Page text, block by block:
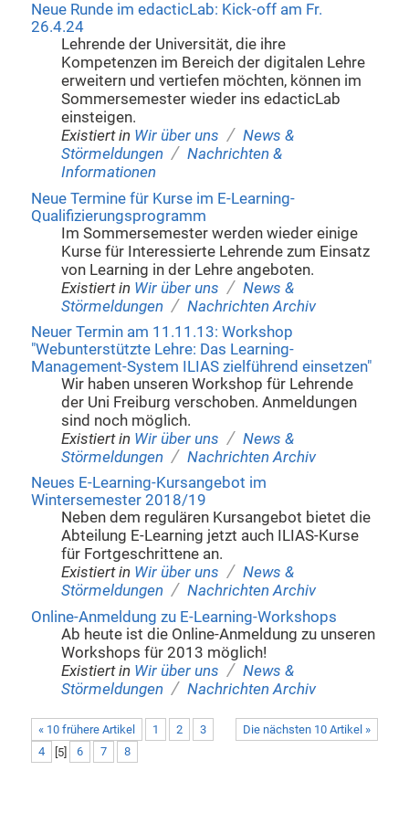
Neue Runde im edacticLab: Kick-off am Fr.
26.4.24
Lehrende der Universität, die ihre
Kompetenzen im Bereich der digitalen Lehre
erweitern und vertiefen möchten, können im
Sommersemester wieder ins edacticLab
einsteigen.
Existiert in Wir über uns / News &
Störmeldungen / Nachrichten &
Informationen
Neue Termine für Kurse im E-Learning-
Qualifizierungsprogramm
Im Sommersemester werden wieder einige
Kurse für Interessierte Lehrende zum Einsatz
von Learning in der Lehre angeboten.
Existiert in Wir über uns / News &
Störmeldungen / Nachrichten Archiv
Neuer Termin am 11.11.13: Workshop
"Webunterstützte Lehre: Das Learning-
Management-System ILIAS zielführend einsetzen"
Wir haben unseren Workshop für Lehrende
der Uni Freiburg verschoben. Anmeldungen
sind noch möglich.
Existiert in Wir über uns / News &
Störmeldungen / Nachrichten Archiv
Neues E-Learning-Kursangebot im
Wintersemester 2018/19
Neben dem regulären Kursangebot bietet die
Abteilung E-Learning jetzt auch ILIAS-Kurse
für Fortgeschrittene an.
Existiert in Wir über uns / News &
Störmeldungen / Nachrichten Archiv
Online-Anmeldung zu E-Learning-Workshops
Ab heute ist die Online-Anmeldung zu unseren
Workshops für 2013 möglich!
Existiert in Wir über uns / News &
Störmeldungen / Nachrichten Archiv
« 10 frühere Artikel Die nächsten 10 Artikel »
1 2
3
4
[5] 6 7 8